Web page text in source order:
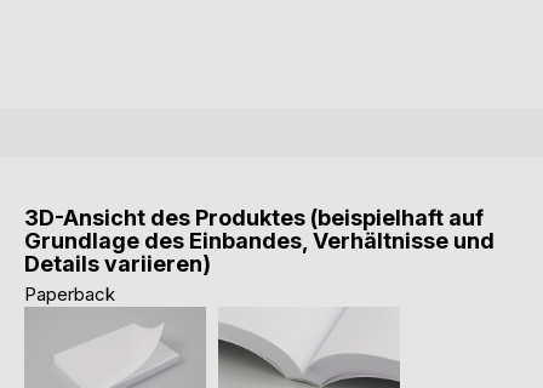
3D-Ansicht des Produktes (beispielhaft auf
Grundlage des Einbandes, Verhältnisse und
Details variieren)
Paperback